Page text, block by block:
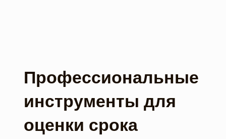
Профессиональные
инструменты для
оценки срока